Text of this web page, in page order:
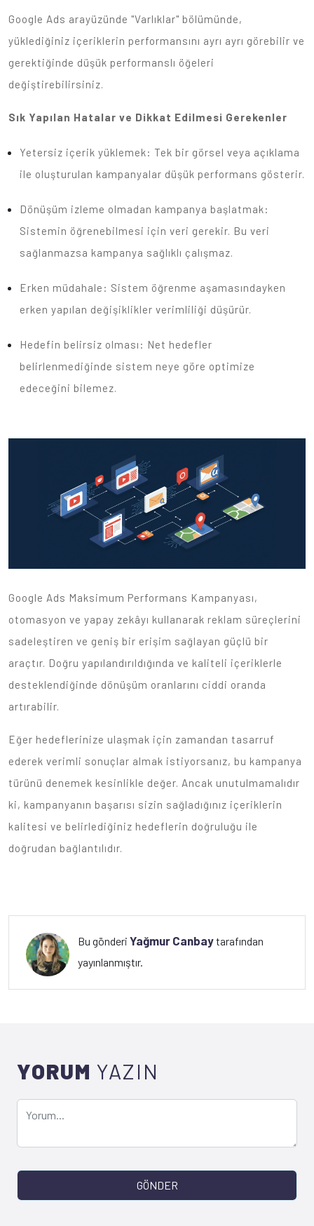
Google Ads arayüzünde "Varlıklar" bölümünde,
yüklediğiniz içeriklerin performansını ayrı ayrı görebilir ve
gerektiğinde düşük performanslı öğeleri
değiştirebilirsiniz.
Sık Yapılan Hatalar ve Dikkat Edilmesi Gerekenler
Yetersiz içerik yüklemek: Tek bir görsel veya açıklama
ile oluşturulan kampanyalar düşük performans gösterir.
Dönüşüm izleme olmadan kampanya başlatmak:
Sistemin öğrenebilmesi için veri gerekir. Bu veri
sağlanmazsa kampanya sağlıklı çalışmaz.
Erken müdahale: Sistem öğrenme aşamasındayken
erken yapılan değişiklikler verimliliği düşürür.
Hedefin belirsiz olması: Net hedefler
belirlenmediğinde sistem neye göre optimize
edeceğini bilemez.
Google Ads Maksimum Performans Kampanyası,
otomasyon ve yapay zekâyı kullanarak reklam süreçlerini
sadeleştiren ve geniş bir erişim sağlayan güçlü bir
araçtır. Doğru yapılandırıldığında ve kaliteli içeriklerle
desteklendiğinde dönüşüm oranlarını ciddi oranda
artırabilir.
Eğer hedeflerinize ulaşmak için zamandan tasarruf
ederek verimli sonuçlar almak istiyorsanız, bu kampanya
türünü denemek kesinlikle değer. Ancak unutulmamalıdır
ki, kampanyanın başarısı sizin sağladığınız içeriklerin
kalitesi ve belirlediğiniz hedeflerin doğruluğu ile
doğrudan bağlantılıdır.
Bu gönderiYağmur Canbaytarafından
yayınlanmıştır.
YORUM YAZIN
GÖNDER